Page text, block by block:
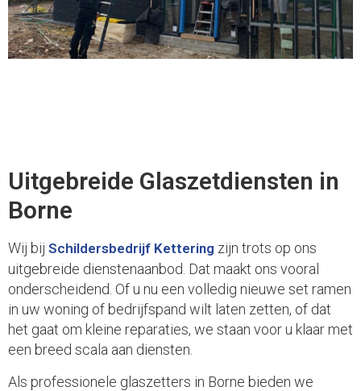
Uitgebreide Glaszetdiensten in
Borne
Wij bij Schildersbedrijf Kettering zijn trots op ons
uitgebreide dienstenaanbod. Dat maakt ons vooral
onderscheidend. Of u nu een volledig nieuwe set ramen
in uw woning of bedrijfspand wilt laten zetten, of dat
het gaat om kleine reparaties, we staan voor u klaar met
een breed scala aan diensten.
Als professionele glaszetters in Borne bieden we